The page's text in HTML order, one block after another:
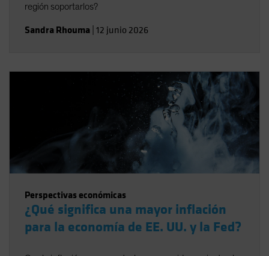
región soportarlos?
Sandra Rhouma 12 junio 2026
Perspectivas económicas
¿Qué significa una mayor inflación
para la economía de EE. UU. y la Fed?